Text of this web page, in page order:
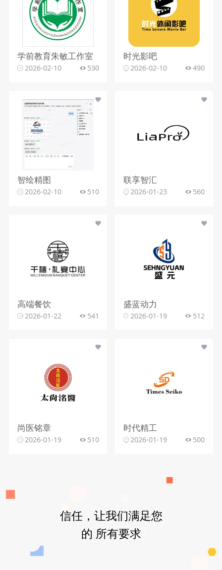
学前教育朱敏工作室
2026-02-10 530
时光影吧
2026-02-10 490
智绘精图
2026-02-10 510
联享智汇
2026-01-23 560
高端餐饮
2026-01-22 541
盛蓝动力
2026-01-19 512
尚医铭章
2026-01-19 510
时代精工
2026-01-19 500
信任，让我们满足您
的 所有要求